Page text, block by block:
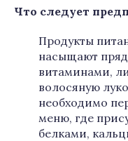
Что следует
Продукты
насыщают
витаминами,
волосяную
необходимо
меню, где
белками,